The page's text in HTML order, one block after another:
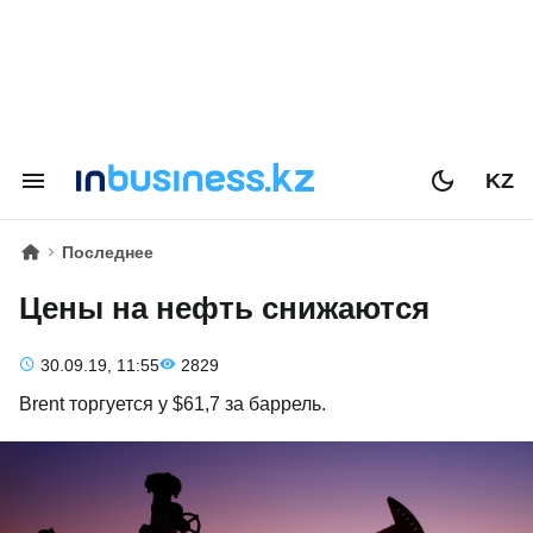
KZ
Последнее
Цены на нефть снижаются
30.09.19, 11:55 2829
Brent торгуется у $61,7 за баррель.